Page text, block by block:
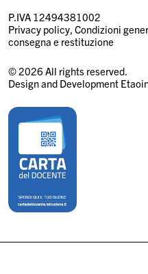
P.IVA 12494381002
Privacy policy Condizioni
consegna e restituzione
© 2026 All rights reserved.
Design and Development